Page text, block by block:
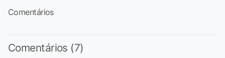
Comentários
Comentários (7)